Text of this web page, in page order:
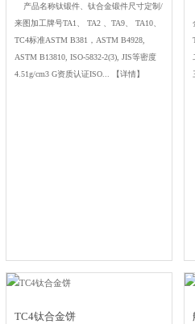
产品名称钛锻件、钛合金锻件尺寸定制/
来图加工牌号TA1、 TA2 、TA9、 TA10、
TC4标准ASTM B381，ASTM B4928,
ASTM B13810, ISO-5832-2(3), JIS等密度
4.51g/cm3 G资质认证ISO...
【详情】
TC4钛合金饼